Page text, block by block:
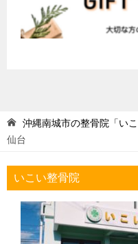
沖縄南城市の整骨院「いこ
仙台
いこい整骨院